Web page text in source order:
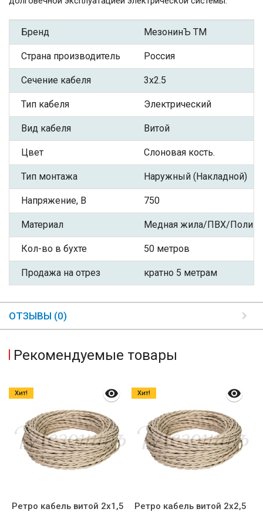
Бренд МезонинЪ ТМ
Страна производитель Россия
Сечение кабеля 3x2.5
Тип кабеля Электрический
Вид кабеля Витой
Цвет Слоновая кость.
Тип монтажа Наружный (Накладной)
Напряжение, В 750
Материал Медная жила/ПВХ/
Кол-во в бухте 50 метров
Продажа на отрез кратно 5 метрам
ОТЗЫВЫ (0)
Рекомендуемые товары
Ретро кабель витой 2x1,5
Хит!
Ретро кабель витой 2x2,5
Хит!